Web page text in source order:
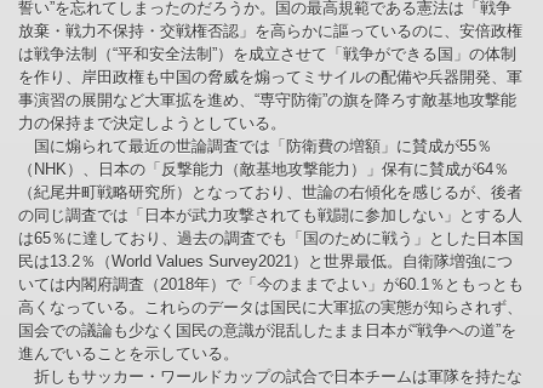
誓い”を忘れてしまったのだろうか。国の最高規範である憲法は「戦争
放棄・戦力不保持・交戦権否認」を高らかに謳っているのに、安倍政権
は戦争法制（“平和安全法制”）を成立させて「戦争ができる国」の体制
を作り、岸田政権も中国の脅威を煽ってミサイルの配備や兵器開発、軍
事演習の展開など大軍拡を進め、“専守防衛”の旗を降ろす敵基地攻撃能
力の保持まで決定しようとしている。
国に煽られて最近の世論調査では「防衛費の増額」に賛成が55％
（NHK）、日本の「反撃能力（敵基地攻撃能力）」保有に賛成が64％
（紀尾井町戦略研究所）となっており、世論の右傾化を感じるが、後者
の同じ調査では「日本が武力攻撃されても戦闘に参加しない」とする人
は65％に達しており、過去の調査でも「国のために戦う」とした日本国
民は13.2％（World Values Survey2021）と世界最低。自衛隊増強につ
いては内閣府調査（2018年）で「今のままでよい」が60.1％ともっとも
高くなっている。これらのデータは国民に大軍拡の実態が知らされず、
国会での議論も少なく国民の意識が混乱したまま日本が“戦争への道”を
進んでいることを示している。
折しもサッカー・ワールドカップの試合で日本チームは軍隊を持たな